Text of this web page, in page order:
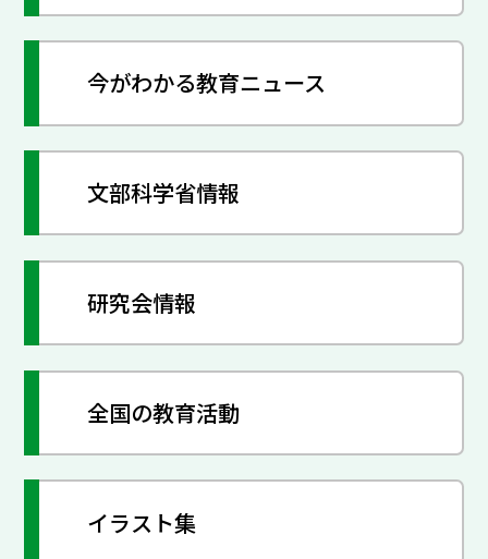
今がわかる教育ニュース
文部科学省情報
研究会情報
全国の教育活動
イラスト集